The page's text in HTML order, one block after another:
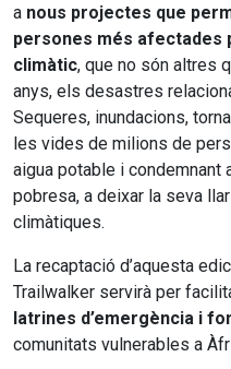
a nous projectes que
persones més afectades
climàtic, que no són altres
anys, els desastres
Sequeres, inundacions,
les vides de milions de
aigua potable i
pobresa, a deixar la seva
climàtiques.
La recaptació d’aquesta
Trailwalker servirà per
latrines d’emergència i
comunitats vulnerables a